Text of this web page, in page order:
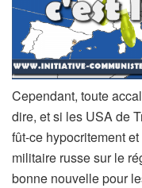
Cependant, toute
dire, et si les USA de
fût-ce hypocritement
militaire russe sur le
bonne nouvelle pour